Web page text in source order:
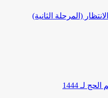
(المرحلة الثانية)
لـ 1444